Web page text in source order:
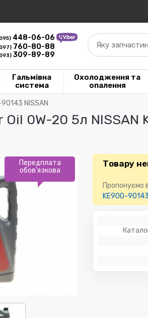
448-06-06
760-80-88
309-89-89
Яку
Гальмівна
система
Охолодження та
опалення
NISSAN
Oil 0W-20 5л NISSAN
Передплата
обов'язкова
Товару
Пропонуємо
KE900-